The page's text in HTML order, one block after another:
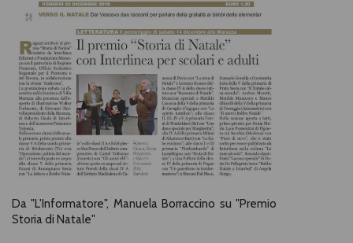
Da "L'Informatore", Manuela Borraccino su "Premio
Storia di Natale"